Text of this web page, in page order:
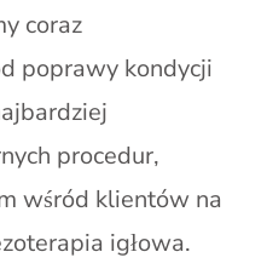
coraz
poprawy kondycji
procedur,
wśród klientów na
igłowa.